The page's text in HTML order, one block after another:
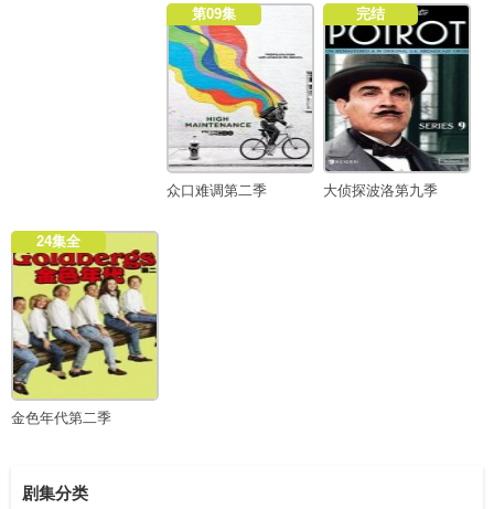
第09集
众口难调第二季
完结
大侦探波洛第九季
24集全
金色年代第二季
剧集分类